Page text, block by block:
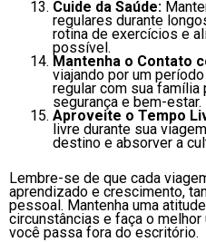
Cuide da Saúde:
regulares durante
rotina de exercícios e
possível.
Mantenha o Contato
viajando por um
regular com sua
segurança e bem-estar.
Aproveite o Tempo
livre durante sua
destino e absorver a
Lembre-se de que cada
aprendizado e crescimento,
pessoal. Mantenha uma
circunstâncias e faça o
você passa fora do escritório.